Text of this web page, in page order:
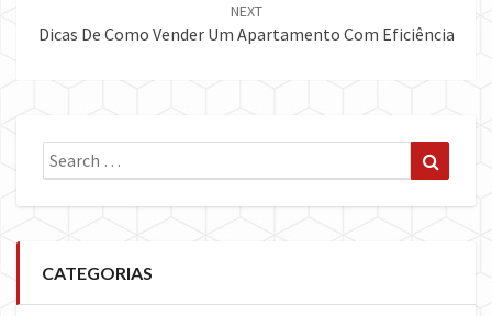
NEXT
Dicas De Como Vender Um Apartamento Com Eficiência
Search
for:
CATEGORIAS